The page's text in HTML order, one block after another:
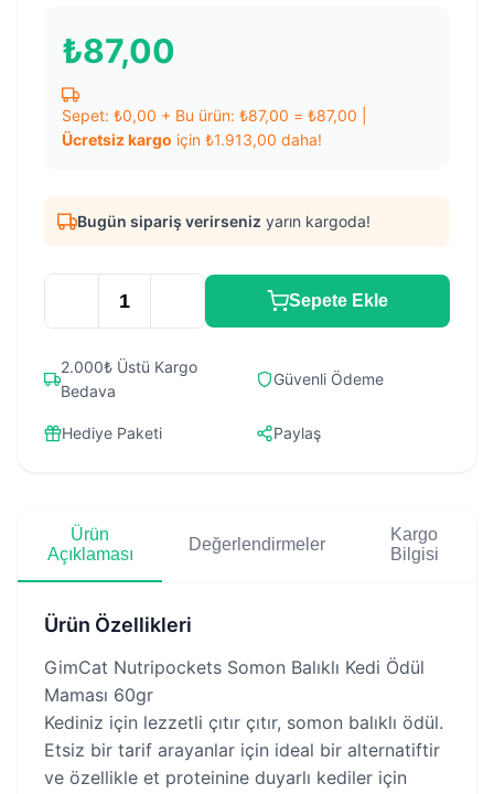
₺87,00
Sepet: ₺0,00 + Bu ürün: ₺87,00 = ₺87,00
Ücretsiz kargo için ₺1.913,00 daha!
Bugün sipariş verirseniz yarın kargoda!
Sepete Ekle
2.000₺ Üstü Kargo
Bedava
Güvenli Ödeme
Hediye Paketi Paylaş
Ürün
Açıklaması
Değerlendirmeler
Kargo
Bilgisi
Ürün Özellikleri
GimCat Nutripockets Somon Balıklı Kedi Ödül
Maması 60gr
Kediniz için lezzetli çıtır çıtır, somon balıklı ödül.
Etsiz bir tarif arayanlar için ideal bir alternatiftir
ve özellikle et proteinine duyarlı kediler için